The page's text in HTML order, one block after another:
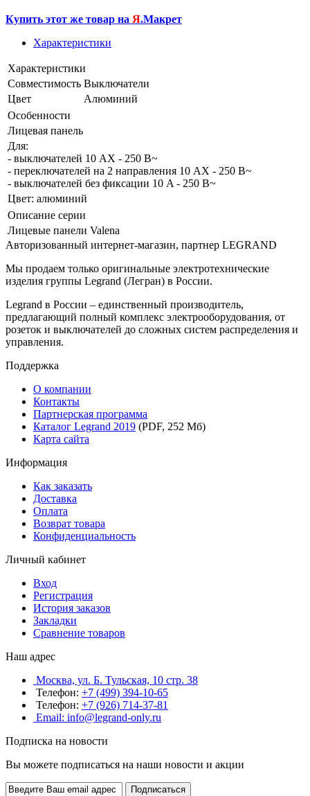
Купить этот же товар на Я.Макрет
Характеристики
Характеристики
Совместимость Выключатели
Цвет
Алюминий
Особенности
Лицевая панель
Для:
- выключателей 10 AX - 250 В~
- переключателей на 2 направления 10 AX - 250 В~
- выключателей без фиксации 10 A - 250 В~
Цвет: алюминий
Описание серии
Лицевые панели Valena
Авторизованный интернет-магазин, партнер LEGRAND
Мы продаем только оригинальные электротехнические
изделия группы Legrand (Легран) в России.
Legrand в России – единственный производитель,
предлагающий полный комплекс электрооборудования, от
розеток и выключателей до сложных систем распределения и
управления.
Поддержка
О компании
Контакты
Партнерская программа
Каталог Legrand 2019 (PDF, 252 Мб)
Карта сайта
Информация
Как заказать
Доставка
Оплата
Возврат товара
Конфиденциальность
Личный кабинет
Вход
Регистрация
История заказов
Закладки
Сравнение товаров
Наш адрес
Москва, ул. Б. Тульская, 10 стр. 38
Телефон: +7 (499) 394-10-65
Телефон: +7 (926) 714-37-81
Email: info@legrand-only.ru
Подписка на новости
Вы можете подписаться на наши новости и акции